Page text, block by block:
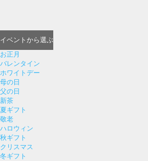
イベント から選ぶ
お正月
バレンタイン
ホワイトデー
母の日
父の日
新茶
夏ギフト
敬老
ハロウィン
秋ギフト
クリスマス
冬ギフト